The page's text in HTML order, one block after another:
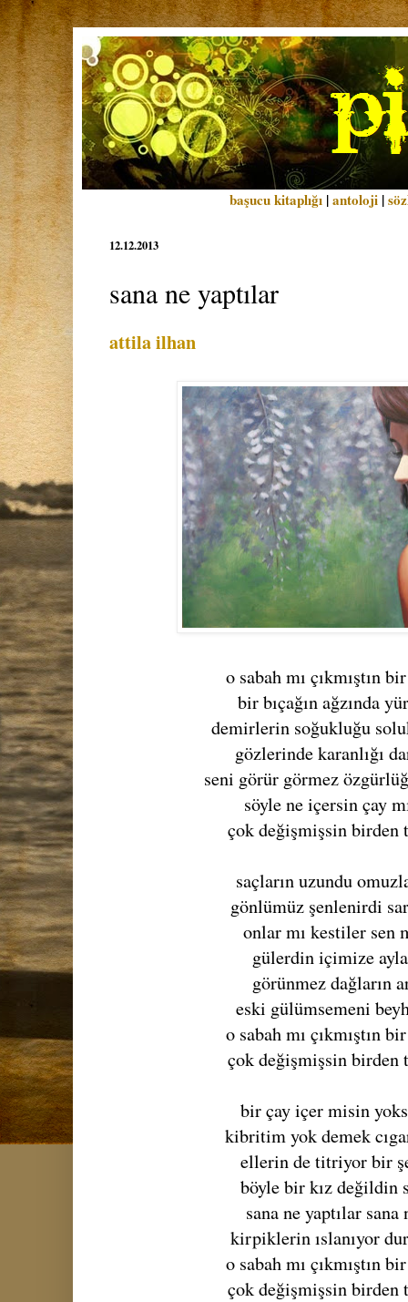
başucu kitaplığı |antoloji |
12.12.2013
sana ne yaptılar
attila ilhan
o sabah mı çıkmıştın
bir bıçağın ağzında
demirlerin soğukluğu
gözlerinde karanlığı
seni görür görmez
söyle ne içersin çay
çok değişmişsin birden
saçların uzundu
gönlümüz şenlenirdi
onlar mı kestiler sen
gülerdin içimize
görünmez dağların
eski gülümsemeni
o sabah mı çıkmıştın
çok değişmişsin birden
bir çay içer misin
kibritim yok demek
ellerin de titriyor bir
böyle bir kız değildin
sana ne yaptılar sana
kirpiklerin ıslanıyor
o sabah mı çıkmıştın
çok değişmişsin birden